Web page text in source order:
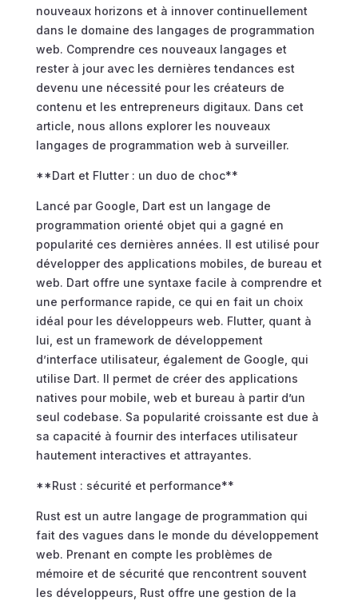
nouveaux horizons et à innover continuellement
dans le domaine des langages de programmation
web. Comprendre ces nouveaux langages et
rester à jour avec les dernières tendances est
devenu une nécessité pour les créateurs de
contenu et les entrepreneurs digitaux. Dans cet
article, nous allons explorer les nouveaux
langages de programmation web à surveiller.
**Dart et Flutter : un duo de choc**
Lancé par Google, Dart est un langage de
programmation orienté objet qui a gagné en
popularité ces dernières années. Il est utilisé pour
développer des applications mobiles, de bureau et
web. Dart offre une syntaxe facile à comprendre et
une performance rapide, ce qui en fait un choix
idéal pour les développeurs web. Flutter, quant à
lui, est un framework de développement
d’interface utilisateur, également de Google, qui
utilise Dart. Il permet de créer des applications
natives pour mobile, web et bureau à partir d’un
seul codebase. Sa popularité croissante est due à
sa capacité à fournir des interfaces utilisateur
hautement interactives et attrayantes.
**Rust : sécurité et performance**
Rust est un autre langage de programmation qui
fait des vagues dans le monde du développement
web. Prenant en compte les problèmes de
mémoire et de sécurité que rencontrent souvent
les développeurs, Rust offre une gestion de la